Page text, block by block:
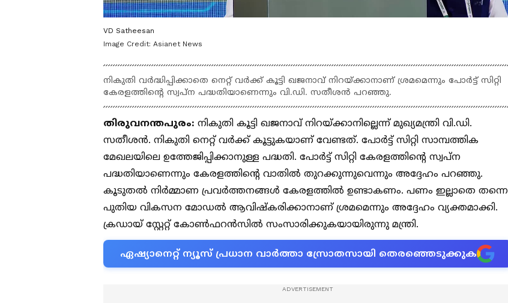
VD Satheesan
Image Credit: Asianet News
നികുതി വർദ്ധിപ്പിക്കാതെ നെറ്റ് വർക്ക് കൂട്ടി ഖജനാവ് നിറയ്ക്കാനാണ് ശ്രമമെന്നും പോർട്ട് സിറ്റി
കേരളത്തിന്റെ സ്വപ്ന പദ്ധതിയാണെന്നും വി.ഡി. സതീശൻ പറഞ്ഞു.
തിരുവനന്തപുരം: നികുതി കൂട്ടി ഖജനാവ് നിറയ്ക്കാനില്ലെന്ന് മുഖ്യമന്ത്രി വി.ഡി.
സതീശൻ. നികുതി നെറ്റ് വർക്ക് കൂട്ടുകയാണ് വേണ്ടത്. പോർട്ട് സിറ്റി സാമ്പത്തിക
മേഖലയിലെ ഉത്തേജിപ്പിക്കാനുള്ള പദ്ധതി. പോർട്ട് സിറ്റി കേരളത്തിൻ്റെ സ്വപ്ന
പദ്ധതിയാണെന്നും കേരളത്തിൻ്റെ വാതിൽ തുറക്കുന്നുവെന്നും അദ്ദേഹം പറഞ്ഞു.
കൂടുതൽ നിർമ്മാണ പ്രവർത്തനങ്ങൾ കേരളത്തിൽ ഉണ്ടാകണം. പണം ഇല്ലാതെ തന്നെ
പുതിയ വികസന മോഡൽ ആവിഷ്കരിക്കാനാണ് ശ്രമമെന്നും അദ്ദേഹം വ്യക്തമാക്കി.
ക്രഡായ് സ്റ്റേറ്റ് കോൺഫറൻസില്‍ സംസാരിക്കുകയായിരുന്നു മന്ത്രി.
ഏഷ്യാനെറ്റ് ന്യൂസ് പ്രധാന വാർത്താ സ്രോതസായി തെരഞ്ഞെടുക്കുക